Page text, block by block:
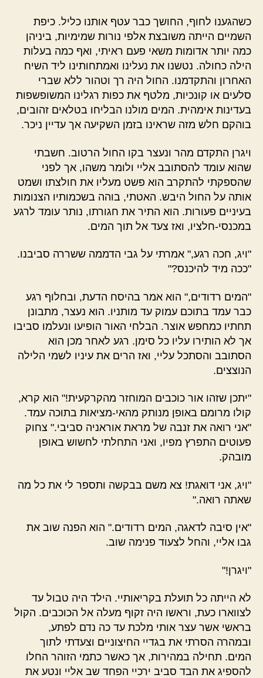
כשהגענו לחוף, החושך כבר עטף אותנו כליל. כיפת
השמיים הייתה משובצת אלפי נורות שמימיות, ביניהן
כמה יותר אדומות משאי פעם ראיתי, ואף כמה בעלות
הילה כחולה. נטשנו את נעלינו ואמתחותינו ליד השיח
האחרון והתקדמנו. החול היה רך וטהור ללא שברי
סלעים או קונכיות, מלטף את כפות רגלינו המשופשפות
בעדינות אימהית. המים מולנו הבליחו בטלאים זהובים,
בוהקם חלש מזה שראינו בזמן השקיעה אך עדיין ניכר.
ויגרן התקדם מהר ונעצר בקו החול הרטוב. חשבתי
שהוא עומד להסתובב אליי ולומר משהו, אך לפני
שהספקתי להתקרב הוא פשט מעליו את חולצתו ושמט
אותה על החול היבש. האטתי, בוהה בשכמותיו הצנומות
בעיניים פעורות. הוא התיר את חגורתו, נותר עומד לרגע
במכנסי-חלציו, ואז צעד אל תוך המים.
"ויג, חכה רגע," אמרתי על גבי הדממה ששררה סביבנו.
"ככה מיד להיכנס?"
"המים רדודים," הוא אמר בהיסח הדעת, ובחלוף רגע
כבר עמד בתוכם עמוק עד מותניו. הוא נעצר, מתבונן
תחתיו כמחפש אוצר. הבלחי האור הופיעו ונעלמו סביבו
אך לא הותירו עליו כל סימן. רגע לאחר מכן הוא
הסתובב והסתכל עליי, ואז הרים את עיניו לשמי הלילה
הנוצצים.
"יתכן שזהו אור כוכבים המוחזר מהקרקעית!" הוא קרא,
קולו מרומם באופן מנותק מהאי-מציאות בתוכה עמד.
"אני רואה את זנבה של מראת אוראניה סביבי." צחוק
פעוטים התפרץ מפיו, ואני התחלתי לחשוש באופן
מובהק.
"ויג, אני דואגת! צא משם בבקשה ותספר לי את כל מה
שאתה רואה."
"אין סיבה לדאגה, המים רדודים." הוא הפנה שוב את
גבו אליי, והחל לצעוד פנימה שוב.
"ויגרן!"
לא הייתה כל תועלת בקריאותיי. הילד היה טבול עד
לצווארו כעת, וראשו היה זקוף מעלה אל הכוכבים. הקול
בראשי אשר עצר אותי מלכת עד כה נדם לפתע,
ובמהרה הסרתי את בגדיי החיצוניים וצעדתי לתוך
המים. תחילה במהירות, אך כאשר כתמי הזוהר החלו
להספיג את הבד סביב ירכיי הפחד שב אליי ונטע את